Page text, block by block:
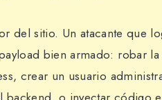
del sitio. Un atacante que
bien armado: robar
crear un usuario